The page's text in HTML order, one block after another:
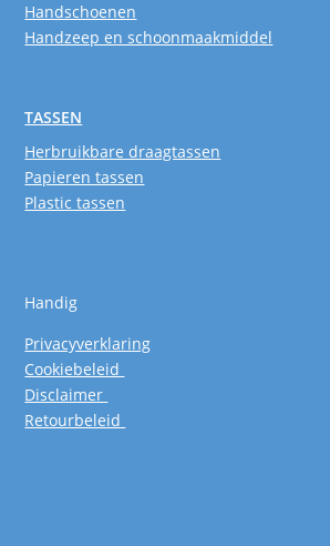
Handschoenen
Handzeep en schoonmaakmiddel
TASSEN
Herbruikbare draagtassen
Papieren tassen
Plastic tassen
Handig
Privacyverklaring
Cookiebeleid
Disclaimer
Retourbeleid